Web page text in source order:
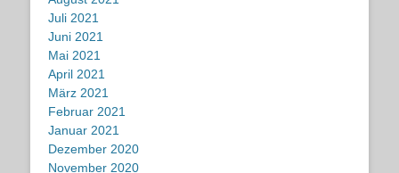
Juli 2021
Juni 2021
Mai 2021
April 2021
März 2021
Februar 2021
Januar 2021
Dezember 2020
November 2020